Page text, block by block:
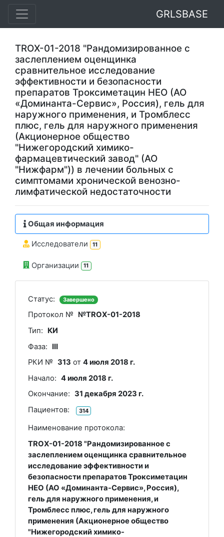
GRLSBASE
TROX-01-2018 "Рандомизированное с
заслеплением оценщинка
сравнительное исследование
эффективности и безопасности
препаратов Троксиметацин НЕО (АО
«Доминанта-Сервис», Россия), гель для
наружного применения, и Тромблесс
плюс, гель для наружного применения
(Акционерное общество
"Нижегородский химико-
фармацевтический завод" (АО
"Нижфарм")) в лечении больных с
симптомами хронической венозно-
лимфатической недостаточности
Общая информация
Исследователи 11
Организации 11
Статус: Завершено
Протокол №
№TROX-01-2018
Тип:
КИ
Фаза:
III
РКИ № 313 от4 июля 2018 г.
Начало: 4 июля 2018 г.
Окончание: 31 декабря 2023 г.
Пациентов:
314
Наименование протокола:
TROX-01-2018 "Рандомизированное с
заслеплением оценщинка сравнительное
исследование эффективности и
безопасности препаратов Троксиметацин
НЕО (АО «Доминанта-Сервис», Россия),
гель для наружного применения, и
Тромблесс плюс, гель для наружного
применения (Акционерное общество
"Нижегородский химико-